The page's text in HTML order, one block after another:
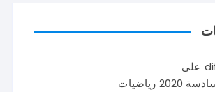
على
رياضيات